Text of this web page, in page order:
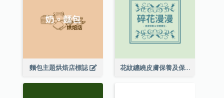
麵包主題烘焙店標誌 花紋纏繞皮膚保養及保健養生標誌設計